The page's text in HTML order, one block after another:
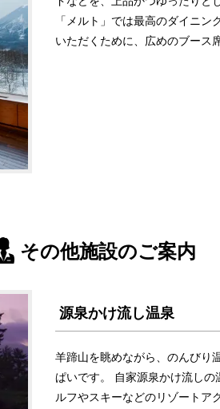
「メルト」では最高のダイニ
いただくために、広めのブース
その他施設のご案内
源泉かけ流し温泉
羊蹄山を眺めながら、のんびり
ぱいです。 自家源泉かけ流し
ルフやスキーなどのリゾートア